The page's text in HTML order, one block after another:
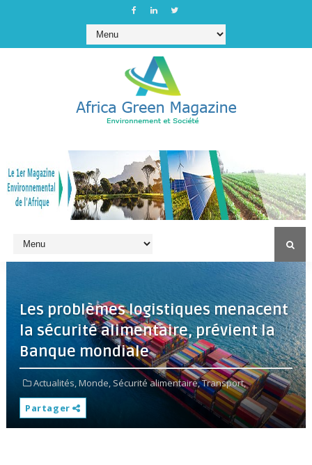
Les problèmes logistiques menacent
la sécurité alimentaire, prévient la
Banque mondiale
Actualités,Monde, Sécurité alimentaire,Transport,
Partager